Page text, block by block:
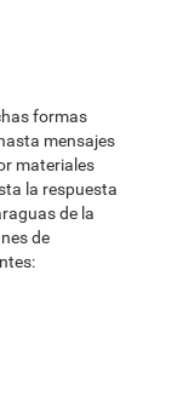
formas
mensajes
materiales
la respuesta
de la
de